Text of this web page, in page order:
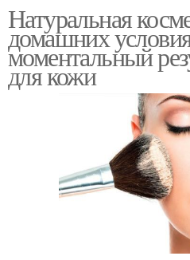
Натуральная
домашних
моментальный
для кожи